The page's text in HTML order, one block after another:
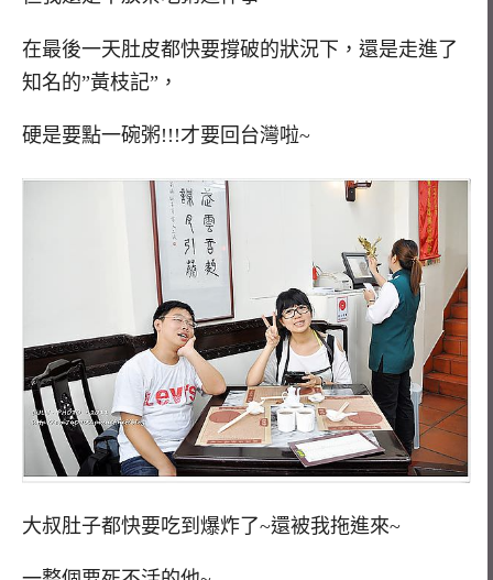
在最後一天肚皮都快要撐破的狀況下，還是走進了
知名的”黃枝記”，
硬是要點一碗粥!!!才要回台灣啦~
大叔肚子都快要吃到爆炸了~還被我拖進來~